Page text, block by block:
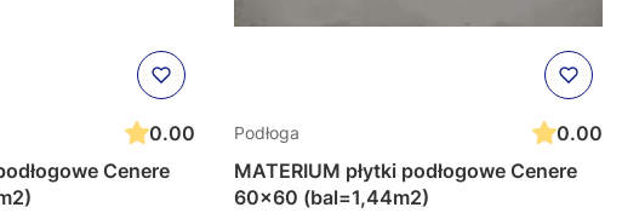
0.00
Cenere
Podłoga
0.00
MATERIUM płytki podłogowe Cenere
60x60 (bal=1,44m2)